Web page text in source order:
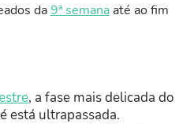
da 9ª semanaaté ao fim
, a fase mais delicada do
está ultrapassada.